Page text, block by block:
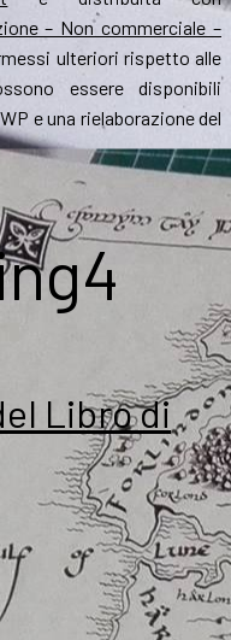
– Non commerciale –
ulteriori rispetto alle
essere disponibili
e una rielaborazione del
Libro di